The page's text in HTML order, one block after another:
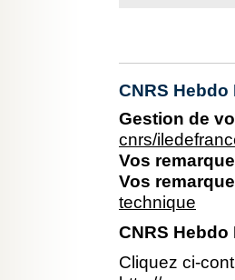
CNRS
Gestion de
cnrs/
Vos
Vos
technique
CNRS
Cliquez ci-